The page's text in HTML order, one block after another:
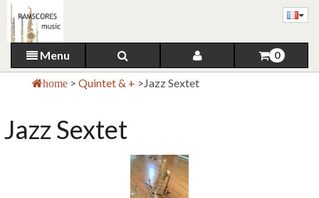
Menu 0
home > Quintet & + >Jazz Sextet
Jazz Sextet